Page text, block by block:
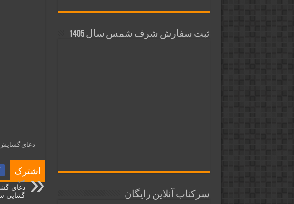
دعای گشایش
اشترک
قبل
دعای
گشایی
ثبت سفارش شرف شمس سال 1405
سرکتاب آنلاین رایگان